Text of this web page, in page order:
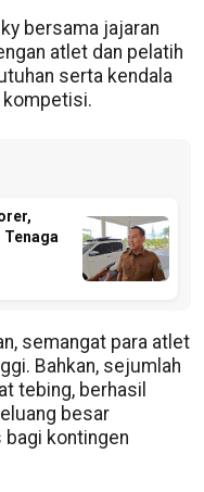
bersama jajaran
atlet dan pelatih
serta kendala
kompetisi.
Tenaga
semangat para atlet
Bahkan, sejumlah
tebing, berhasil
besar
kontingen